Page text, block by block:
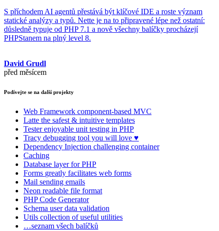
S příchodem AI agentů přestává být klíčové IDE a roste význam
statické analýzy a typů. Nette je na to připravené lépe než ostatní:
důsledně typuje od PHP 7.1 a nově všechny balíčky procházejí
PHPStanem na plný level 8.
David Grudl
před měsícem
Podívejte se na další projekty
Web Framework component-based MVC
Latte the safest & intuitive templates
Testerenjoyable unit testing in PHP
Tracy debugging tool you will love ♥
Dependency Injection challenging container
Caching
Database layer for PHP
Forms greatly facilitates web forms
Mail sending emails
Neon readable file format
PHP Code Generator
Schema user data validation
Utils collection of useful utilities
…seznam všech balíčků